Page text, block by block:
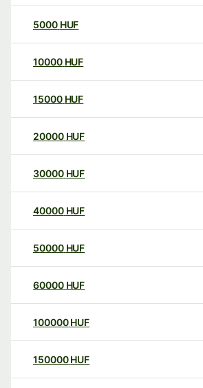
5000 HUF
10000 HUF
15000 HUF
20000 HUF
30000 HUF
40000 HUF
50000 HUF
60000 HUF
100000 HUF
150000 HUF